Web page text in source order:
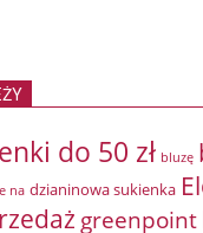
do 50 zł bluzę
na dzianinowa sukienka
greenpoint